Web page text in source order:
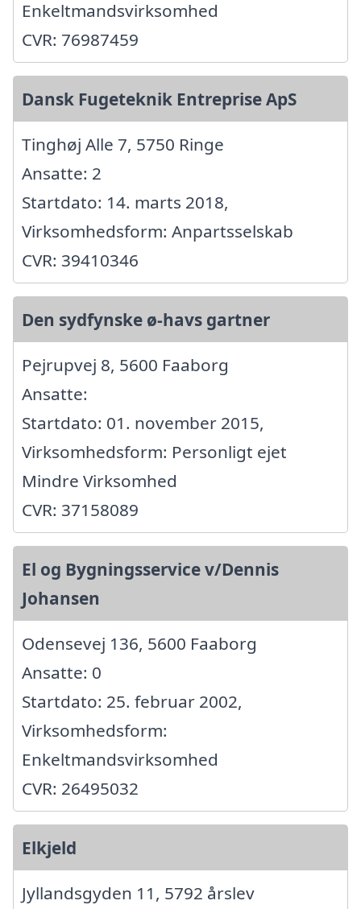
Enkeltmandsvirksomhed
CVR: 76987459
Dansk Fugeteknik Entreprise ApS
Tinghøj Alle 7, 5750 Ringe
Ansatte: 2
Startdato: 14. marts 2018,
Virksomhedsform: Anpartsselskab
CVR: 39410346
Den sydfynske ø-havs gartner
Pejrupvej 8, 5600 Faaborg
Ansatte:
Startdato: 01. november 2015,
Virksomhedsform: Personligt ejet
Mindre Virksomhed
CVR: 37158089
El og Bygningsservice v/Dennis
Johansen
Odensevej 136, 5600 Faaborg
Ansatte: 0
Startdato: 25. februar 2002,
Virksomhedsform:
Enkeltmandsvirksomhed
CVR: 26495032
Elkjeld
Jyllandsgyden 11, 5792 årslev